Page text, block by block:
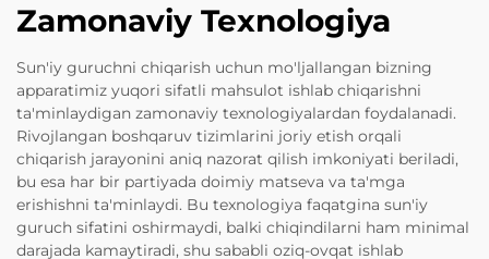
Zamonaviy Texnologiya
Sun'iy guruchni chiqarish uchun mo'ljallangan bizning
apparatimiz yuqori sifatli mahsulot ishlab chiqarishni
ta'minlaydigan zamonaviy texnologiyalardan foydalanadi.
Rivojlangan boshqaruv tizimlarini joriy etish orqali
chiqarish jarayonini aniq nazorat qilish imkoniyati beriladi,
bu esa har bir partiyada doimiy matseva va ta'mga
erishishni ta'minlaydi. Bu texnologiya faqatgina sun'iy
guruch sifatini oshirmaydi, balki chiqindilarni ham minimal
darajada kamaytiradi, shu sababli oziq-ovqat ishlab